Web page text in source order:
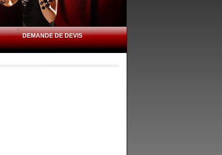
DEMANDE DE DEVIS